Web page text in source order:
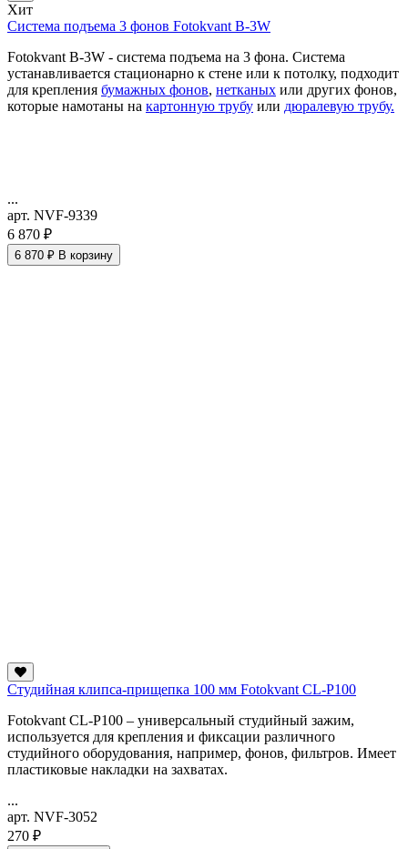
Хит
Система подъема 3 фонов Fotokvant B-3W
Fotokvant B-3W - система подъема на 3 фона. Система
устанавливается стационарно к стене или к потолку, подходит
для крепления бумажных фонов, нетканых или других фонов,
которые намотаны на картонную трубу или дюралевую трубу.
...
арт. NVF-9339
6 870 ₽
6 870 ₽ В корзину
Студийная клипса-прищепка 100 мм Fotokvant CL-P100
Fotokvant CL-P100 – универсальный студийный зажим,
используется для крепления и фиксации различного
студийного оборудования, например, фонов, фильтров. Имеет
пластиковые накладки на захватах.
...
арт. NVF-3052
270 ₽